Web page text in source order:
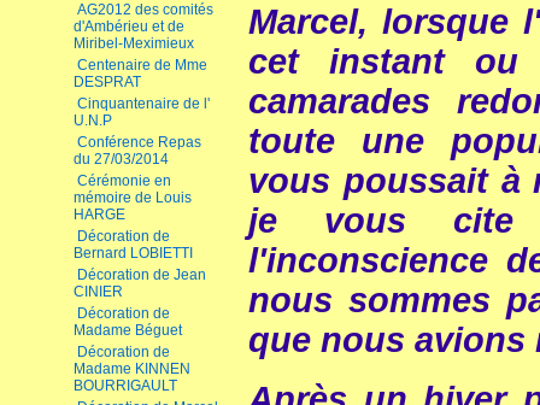
AG2012 des comités
d'Ambérieu et de
Miribel-Meximieux
Centenaire de Mme
DESPRAT
Cinquantenaire de l'
U.N.P
Conférence Repas
du 27/03/2014
Cérémonie en
mémoire de Louis
HARGE
Décoration de
Bernard LOBIETTI
Décoration de Jean
CINIER
Décoration de
Madame Béguet
Décoration de
Madame KINNEN
BOURRIGAULT
Marcel, lorsque
cet instant ou
camarades
toute une
vous poussait à
je vous
l'inconscience
nous sommes
que nous avions